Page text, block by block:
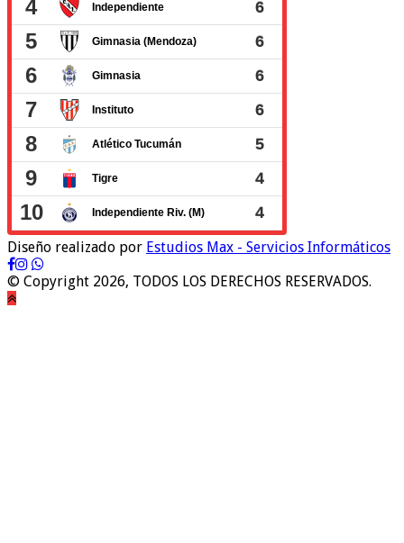
Diseño realizado por Estudios Max - Servicios Informáticos
© Copyright 2026, TODOS LOS DERECHOS RESERVADOS.